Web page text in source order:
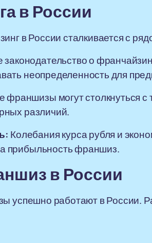
в России
в России сталкивается с
законодательство о
неопределенность для
франшизы могут столкнуться с
различий.
Колебания курса рубля и
прибыльность франшиз.
в России
успешно работают в России.